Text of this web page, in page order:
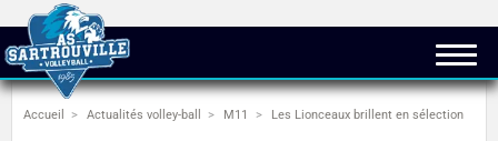
Accueil Actualités volley-ball M11 Les Lionceaux brillent en sélection